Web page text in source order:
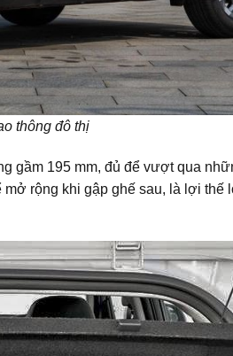
thông đô thị
gầm 195 mm, đủ để vượt qua
rộng khi gập ghế sau, là lợi thế